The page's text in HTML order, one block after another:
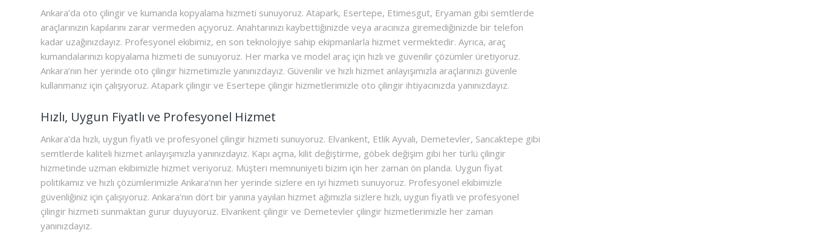
Ankara’da oto çilingir ve kumanda kopyalama hizmeti sunuyoruz. Atapark, Esertepe, Etimesgut, Eryaman gibi semtlerde
araçlarınızın kapılarını zarar vermeden açıyoruz. Anahtarınızı kaybettiğinizde veya aracınıza giremediğinizde bir telefon
kadar uzağınızdayız. Profesyonel ekibimiz, en son teknolojiye sahip ekipmanlarla hizmet vermektedir. Ayrıca, araç
kumandalarınızı kopyalama hizmeti de sunuyoruz. Her marka ve model araç için hızlı ve güvenilir çözümler üretiyoruz.
Ankara’nın her yerinde oto çilingir hizmetimizle yanınızdayız. Güvenilir ve hızlı hizmet anlayışımızla araçlarınızı güvenle
kullanmanız için çalışıyoruz. Atapark çilingir ve Esertepe çilingir hizmetlerimizle oto çilingir ihtiyacınızda yanınızdayız.
Hızlı, Uygun Fiyatlı ve Profesyonel Hizmet
Ankara’da hızlı, uygun fiyatlı ve profesyonel çilingir hizmeti sunuyoruz. Elvankent, Etlik Ayvalı, Demetevler, Sancaktepe gibi
semtlerde kaliteli hizmet anlayışımızla yanınızdayız. Kapı açma, kilit değiştirme, göbek değişim gibi her türlü çilingir
hizmetinde uzman ekibimizle hizmet veriyoruz. Müşteri memnuniyeti bizim için her zaman ön planda. Uygun fiyat
politikamız ve hızlı çözümlerimizle Ankara’nın her yerinde sizlere en iyi hizmeti sunuyoruz. Profesyonel ekibimizle
güvenliğiniz için çalışıyoruz. Ankara’nın dört bir yanına yayılan hizmet ağımızla sizlere hızlı, uygun fiyatlı ve profesyonel
çilingir hizmeti sunmaktan gurur duyuyoruz. Elvankent çilingir ve Demetevler çilingir hizmetlerimizle her zaman
yanınızdayız.